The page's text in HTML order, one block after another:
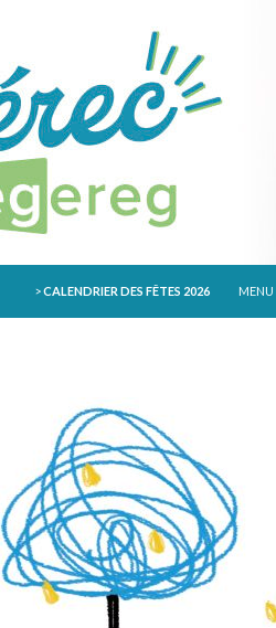
>CALENDRIER DES FÊTES 2026 MENU